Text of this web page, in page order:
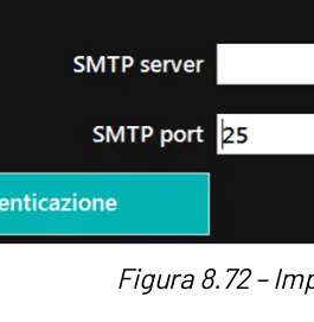
Figura 8.72 –